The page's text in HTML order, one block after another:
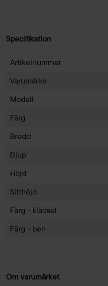
Specifikation
Artikelnummer
Varumärke
Modell
Färg
Bredd
Djup
Höjd
Sitthöjd
Färg - klädsel
Färg - ben
Om varumärket